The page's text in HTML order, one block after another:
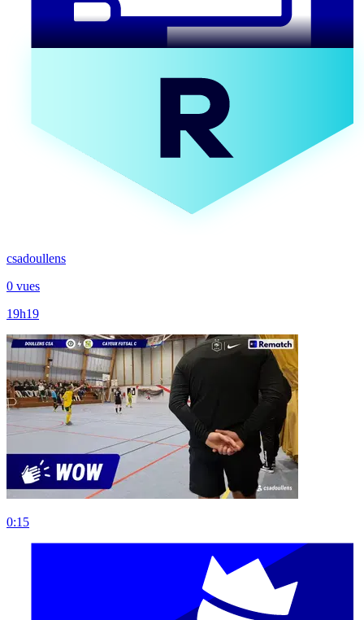
csadoullens
0 vues
19h19
0:15